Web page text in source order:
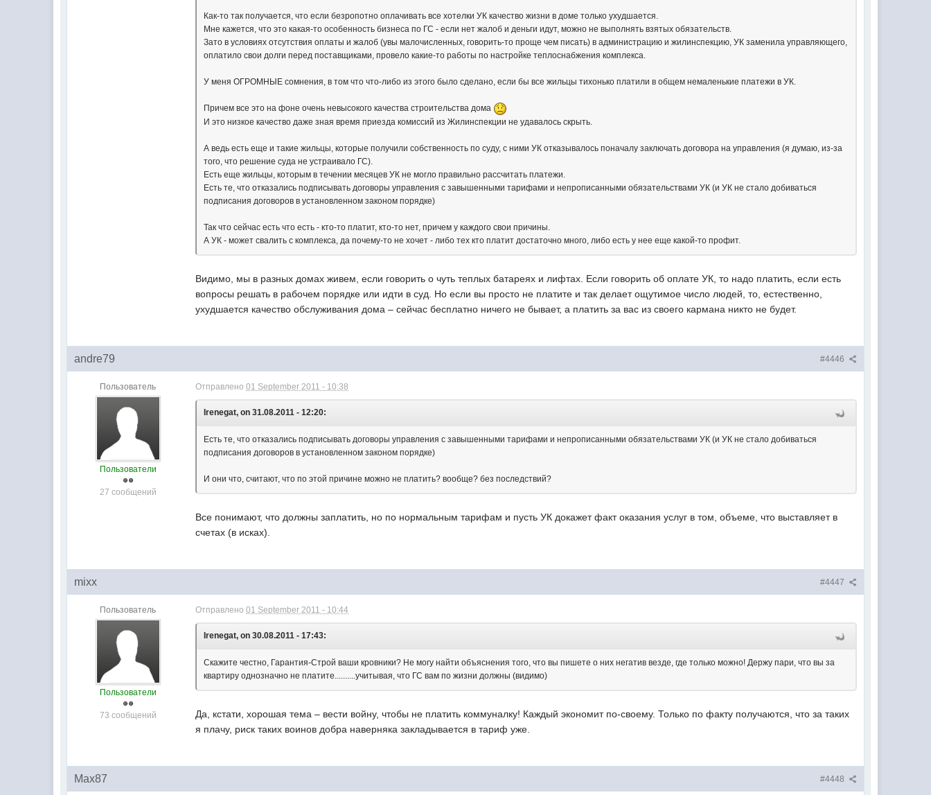
Как-то так получается, что если безропотно оплачивать все хотелки УК качество жизни в доме только ухудшается.
Мне кажется, что это какая-то особенность бизнеса по ГС - если нет жалоб и деньги идут, можно не выполнять взятых обязательств.
Зато в условиях отсутствия оплаты и жалоб (увы малочисленных, говорить-то проще чем писать) в администрацию и жилинспекцию, УК заменила управляющего,
оплатило свои долги перед поставщиками, провело какие-то работы по настройке теплоснабжения комплекса.
У меня ОГРОМНЫЕ сомнения, в том что что-либо из этого было сделано, если бы все жильцы тихонько платили в общем немаленькие платежи в УК.
Причем все это на фоне очень невысокого качества строительства дома
И это низкое качество даже зная время приезда комиссий из Жилинспекции не удавалось скрыть.
А ведь есть еще и такие жильцы, которые получили собственность по суду, с ними УК отказывалось поначалу заключать договора на управления (я думаю, из-за
того, что решение суда не устраивало ГС).
Есть еще жильцы, которым в течении месяцев УК не могло правильно рассчитать платежи.
Есть те, что отказались подписывать договоры управления с завышенными тарифами и непрописанными обязательствами УК (и УК не стало добиваться
подписания договоров в установленном законом порядке)
Так что сейчас есть что есть - кто-то платит, кто-то нет, причем у каждого свои причины.
А УК - может свалить с комплекса, да почему-то не хочет - либо тех кто платит достаточно много, либо есть у нее еще какой-то профит.
Видимо, мы в разных домах живем, если говорить о чуть теплых батареях и лифтах. Если говорить об оплате УК, то надо платить, если есть
вопросы решать в рабочем порядке или идти в суд. Но если вы просто не платите и так делает ощутимое число людей, то, естественно,
ухудшается качество обслуживания дома – сейчас бесплатно ничего не бывает, а платить за вас из своего кармана никто не будет.
#4446
andre79
Пользователь
Пользователи
27 сообщений
Отправлено01 September 2011 - 10:38
Irenegat, on 31.08.2011 - 12:20:
Есть те, что отказались подписывать договоры управления с завышенными тарифами и непрописанными обязательствами УК (и УК не стало добиваться
подписания договоров в установленном законом порядке)
И они что, считают, что по этой причине можно не платить? вообще? без последствий?
Все понимают, что должны заплатить, но по нормальным тарифам и пусть УК докажет факт оказания услуг в том, объеме, что выставляет в
счетах (в исках).
#4447
mixx
Пользователь
Пользователи
73 сообщений
Отправлено01 September 2011 - 10:44
Irenegat, on 30.08.2011 - 17:43:
Скажите честно, Гарантия-Строй ваши кровники? Не могу найти объяснения того, что вы пишете о них негатив везде, где только можно! Держу пари, что вы за
квартиру однозначно не платите..........учитывая, что ГС вам по жизни должны (видимо)
Да, кстати, хорошая тема – вести войну, чтобы не платить коммуналку! Каждый экономит по-своему. Только по факту получаются, что за таких
я плачу, риск таких воинов добра наверняка закладывается в тариф уже.
#4448
Max87